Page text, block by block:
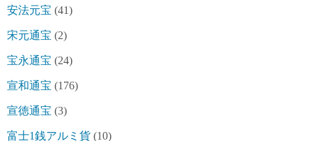
安法元宝 (41)
宋元通宝 (2)
宝永通宝 (24)
宣和通宝 (176)
宣徳通宝 (3)
富士1銭アルミ貨 (10)